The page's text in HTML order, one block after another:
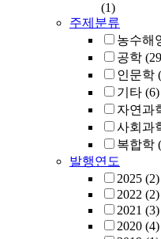
(1)
주제분류
농수해
공학
인문학
기타 (6)
자연과
사회과
복합학
발행연도
2025 (2)
2022 (2)
2021 (3)
2020 (4)